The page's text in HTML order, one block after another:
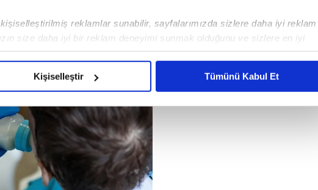
reklamlar sunabilir, sayfalarımızda sizlere daha iyi reklam
size daha iyi bir reklam deneyimi sunmak olduğunu ve sizlere en iyi
gösterdiğimizi ve bu noktada, reklamların maliyetlerimizi karşılamak
Sitemizde kendimize ve üçüncü kişilere ait çerezler kullanılmaktadır. Bu
olup gerekli olan çerezler bilgi toplumu hizmetlerinin sunulması
daha işlevsel kılınması ve kişiselleştirilmesi ve sizlere yönelik
sınırlı olarak açık rızanız dahilinde kullanılacaktır.
Kişiselleştir Tümünü Kabul Et